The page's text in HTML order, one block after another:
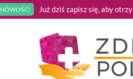
NOWOŚĆ! Już dziś zapisz się, aby